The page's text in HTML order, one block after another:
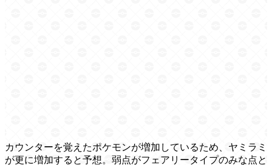
カウンターを覚えたポケモンが増加しているため、ヤミラミ
が更に増加すると予想。弱点がフェアリータイプのみな点と